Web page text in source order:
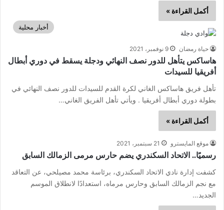
أكمل القراءة »
أخبار محلية
حياة رمضان 9 نوفمبر، 2021
هاساكس يتأهل للدور نصف النهائي ودجلة يسقط في دوري أبطال
أفريقيا للسيدات
تأهل فريق هاساكس الغاني لكرة القدم للسيدات للدور نصف النهائي في
بطولة دوري أبطال أفريقيا . ويأتي تأهل الفريق الغاني…
أكمل القراءة »
موقع المايسترو 21 سبتمبر، 2021
رسميًا.. الاتحاد السكندري يضم حارس مرمى الزمالك السابق
كشفت إدارة نادي الاتحاد السكندري، برئاسة محمد مصيلحي، عن التعاقد
مع نجم الزمالك السابق وحارس مرماه، استعدادًا لانطلاق الموسم
الجديد…